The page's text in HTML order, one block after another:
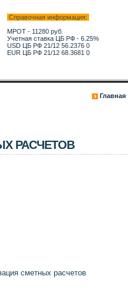
Справочная информация:
МРОТ - 11280 руб.
Учетная ставка ЦБ РФ - 6.25%
USD ЦБ РФ 21/12 56.2376 0
EUR ЦБ РФ 21/12 68.3681 0
Главная
РАСЧЕТОВ
сметных расчетов